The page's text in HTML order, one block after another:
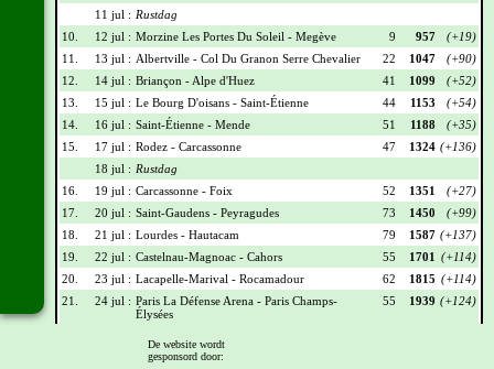
11 jul : Rustdag
10.
12 jul : Morzine Les Portes Du Soleil - Megève 9 957
(+19)
11.
13 jul : Albertville - Col Du Granon Serre Chevalier 22 1047
(+90)
12.
14 jul : Briançon - Alpe d'Huez 41 1099
(+52)
13.
15 jul : Le Bourg D'oisans - Saint-Étienne 44 1153
(+54)
14.
16 jul : Saint-Étienne - Mende 51 1188
(+35)
15.
17 jul : Rodez - Carcassonne 47 1324 (+136)
18 jul : Rustdag
16.
19 jul : Carcassonne - Foix 52 1351
(+27)
17.
20 jul : Saint-Gaudens - Peyragudes 73 1450
(+99)
18.
21 jul : Lourdes - Hautacam 79 1587 (+137)
19.
22 jul : Castelnau-Magnoac - Cahors 55 1701 (+114)
20.
23 jul : Lacapelle-Marival - Rocamadour 62 1815 (+114)
21.
24 jul : Paris La Défense Arena - Paris Champs-
Élysées
55 1939 (+124)
Wielrennerslijst
De website wordt
gesponsord door: